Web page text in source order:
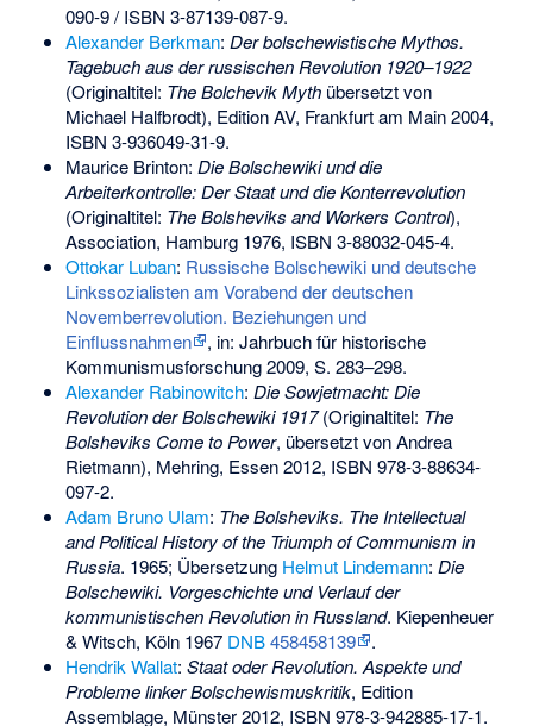
090-9/ISBN 3-87139-087-9.
Alexander Berkman: Der bolschewistische Mythos.
Tagebuch aus der russischen Revolution 1920–1922
(Originaltitel: The Bolchevik Mythübersetzt von
Michael Halfbrodt), Edition AV, Frankfurt am Main 2004,
ISBN 3-936049-31-9.
Maurice Brinton: Die Bolschewiki und die
Arbeiterkontrolle: Der Staat und die Konterrevolution
(Originaltitel: The Bolsheviks and Workers Control),
Association, Hamburg 1976, ISBN 3-88032-045-4.
Ottokar Luban: Russische Bolschewiki und deutsche
Linkssozialisten am Vorabend der deutschen
Novemberrevolution. Beziehungen und
Einflussnahmen
, in: Jahrbuch für historische
Kommunismusforschung 2009, S. 283–298.
Alexander Rabinowitch: Die Sowjetmacht: Die
Revolution der Bolschewiki 1917(Originaltitel: The
Bolsheviks Come to Power, übersetzt von Andrea
Rietmann), Mehring, Essen 2012, ISBN 978-3-88634-
097-2.
Adam Bruno Ulam: The Bolsheviks. The Intellectual
and Political History of the Triumph of Communism in
Russia. 1965; Übersetzung Helmut Lindemann: Die
Bolschewiki. Vorgeschichte und Verlauf der
kommunistischen Revolution in Russland. Kiepenheuer
& Witsch, Köln 1967 DNB 458458139
.
Hendrik Wallat: Staat oder Revolution. Aspekte und
Probleme linker Bolschewismuskritik, Edition
Assemblage, Münster 2012, ISBN 978-3-942885-17-1.